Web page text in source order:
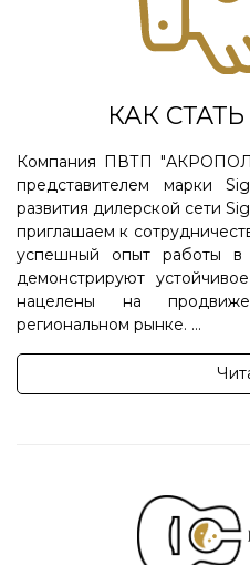
КАК
Компания ПВТП
представителем марки
развития дилерской сети
приглашаем к
успешный опыт работы в
демонстрируют
нацелены на
региональном рынке. ...